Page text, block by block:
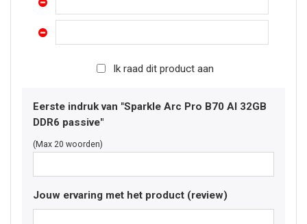
Ik raad dit product aan
Eerste indruk van "Sparkle Arc Pro B70 AI 32GB
DDR6 passive"
(Max 20 woorden)
Jouw ervaring met het product (review)